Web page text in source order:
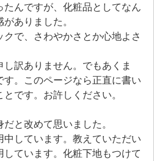
たんですが、化粧品としてなん
ありました。
で、さわやかさとか心地よさ
訳ありません。でもあくま
。このページなら正直に書い
です。お許しください。
と改めて思いました。
しています。教えていただい
ています。化粧下地もつけて